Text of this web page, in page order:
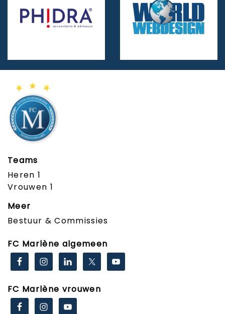
Teams
Heren 1
Vrouwen 1
Meer
Bestuur & Commissies
FC Marlène algemeen
FC Marlène vrouwen